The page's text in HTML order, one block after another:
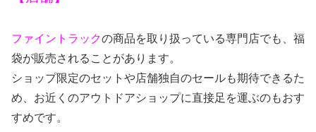
ファイントラックの商品を取り扱っている専門店でも、福
袋が販売されることがあります。
ショップ限定のセットや店舗独自のセールも期待できるた
め、お近くのアウトドアショップに直接足を運ぶのもおす
すめです。